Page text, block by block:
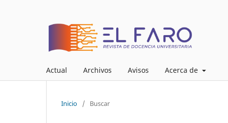
Actual Archivos Avisos Acerca de
Inicio / Buscar